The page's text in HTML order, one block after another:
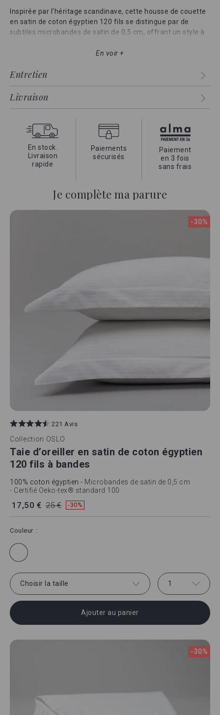
Inspirée par l’héritage scandinave, cette housse de couette
en satin de coton égyptien 120 fils se distingue par de
subtiles microbandes de satin de 0,5 cm, offrant un style à
Son tissage en pur coton égyptien à longues fibres,
grands hôtels, lui confère un caractère raffiné et un toucher
d’exception.
Cette collection apportera une note élégante et distinctive à
En voir +
Entretien
Livraison
En stock.
Livraison
rapide
Paiements
sécurisés
Paiement
en 3 fois
sans frais
Je complète ma parure
-30%
221 Avis
Collection OSLO
Taie d’oreiller en satin de coton égyptien
120 fils à bandes
100% coton égyptien - Microbandes de satin de 0,5 cm
- Certifié Oeko-tex® standard 100
17,50 € 25 € -30%
Couleur
Choisir la taille 1
Ajouter au panier
-30%